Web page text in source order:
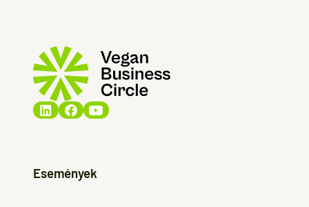
Események